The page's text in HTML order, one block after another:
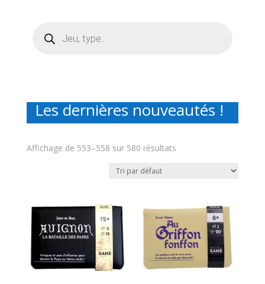
produits
Les dernières nouveautés !
Affichage de 553–558 sur 580 résultats